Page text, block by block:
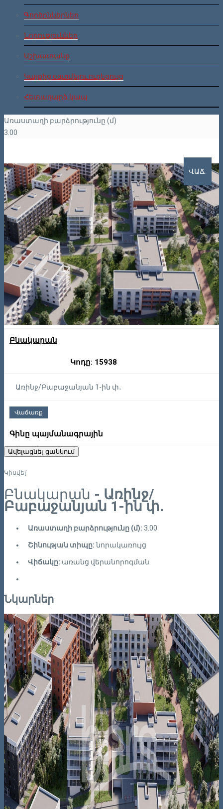
Գործընկերներ
Նորություններ
Աշխատանք
Կայքից օգտվելու ուղեցույց
Հետադարձ կապ
Առաստաղի բարձրությունը (մ)
3.00
ՎԱՃ.
Բնակարան
Կոդը: 15938
Առինջ/Բաբաջանյան 1-ին փ․
Վաճառք
Գինը պայմանագրային
Ավելացնել ցանկում
Կիսվել`
Բնակարան - Առինջ/
Բաբաջանյան 1-ին փ․
Առաստաղի բարձրությունը (մ): 3.00
Շինության տիպը:նորակառույց
Վիճակը: առանց վերանորոգման
Նկարներ